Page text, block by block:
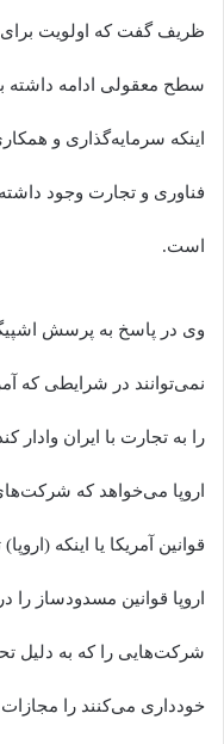
ظریف گفت که اولویت
سطح معقولی ادامه داشته
اینکه سرمایه‌گذاری و
فناوری و تجارت وجود
است.
وی در پاسخ به پرسش
نمی‌توانند در شرایطی که
را به تجارت با ایران
اروپا می‌خواهد که شرکت‌های
قوانین آمریکا یا اینکه
اروپا قوانین مسدودساز را
شرکت‌هایی را که به دلیل
خودداری می‌کنند را مجازات